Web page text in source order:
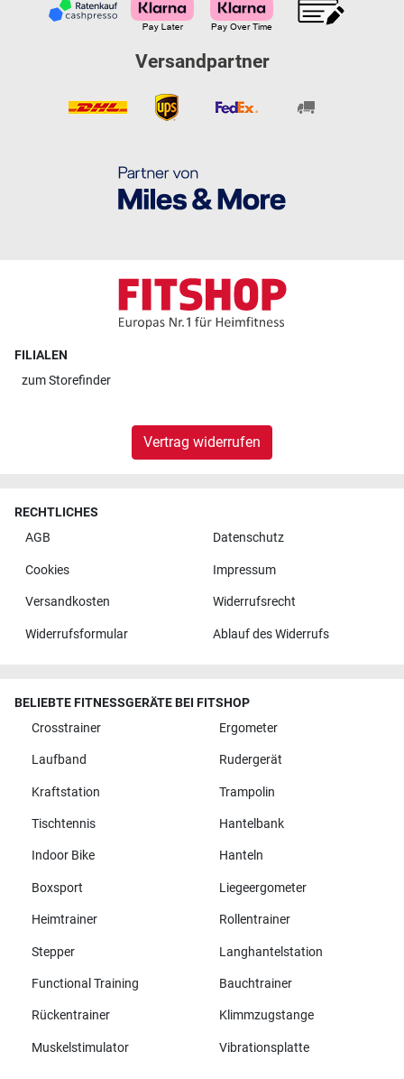
Versandpartner
FILIALEN
zumStorefinder
Vertrag widerrufen
RECHTLICHES
AGB
Datenschutz
Cookies Impressum
Versandkosten Widerrufsrecht
Widerrufsformular Ablauf des Widerrufs
BELIEBTE FITNESSGERÄTE BEI FITSHOP
Crosstrainer
Ergometer
Laufband Rudergerät
Kraftstation Trampolin
Tischtennis Hantelbank
Indoor Bike Hanteln
Boxsport Liegeergometer
Heimtrainer Rollentrainer
Stepper Langhantelstation
Functional Training Bauchtrainer
Rückentrainer Klimmzugstange
Muskelstimulator Vibrationsplatte